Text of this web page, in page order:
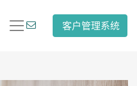
客户管理系统